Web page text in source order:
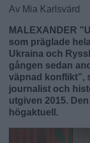
Av Mia Karlsvärd
MALEXANDER
som präglade
Ukraina och
gången sedan
väpnad konflikt”,
journalist och
utgiven 2015.
högaktuell.